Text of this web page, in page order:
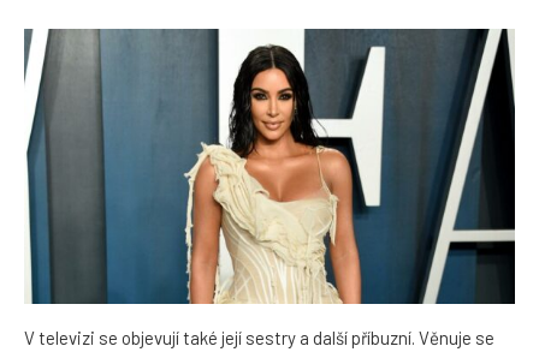
V televizi se objevují také její sestry a další příbuzní. Věnuje se